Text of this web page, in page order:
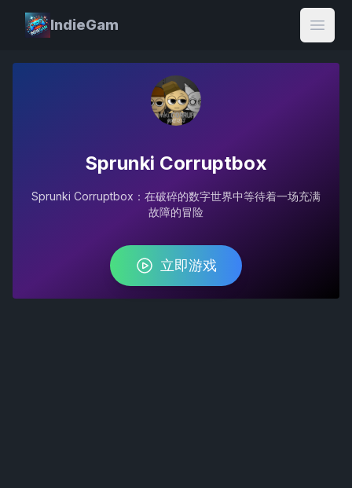
IndieGam
Open
Sprunki Corruptbox
Sprunki Corruptbox：在破碎的数字世界中等待着一场充满
故障的冒险
立即游戏